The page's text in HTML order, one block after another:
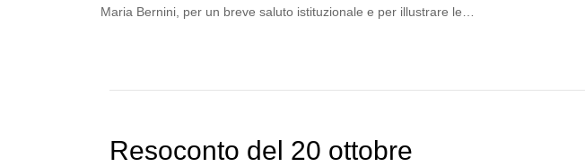
Maria Bernini, per un breve saluto istituzionale e per illustrare le…
Resoconto del 20 ottobre